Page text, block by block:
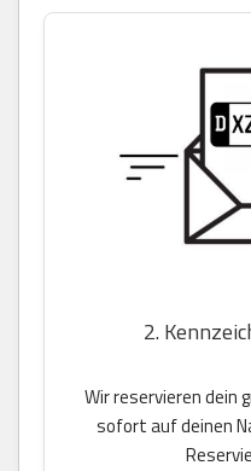
2.
Wir reservieren dein
sofort auf deinen